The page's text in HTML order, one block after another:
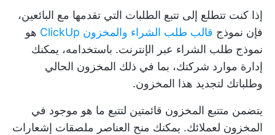
إذا كنت تتطلع إلى تتبع الطلبات التي تقدمها مع البائعين،
فإن نموذج قالب طلب الشراء والمخزون ClickUp
هو
نموذج طلب الشراء عبر الإنترنت. باستخدامه، يمكنك
إدارة موارد شركتك، بما في ذلك المخزون الحالي
وطلباتك لتجديد هذا المخزون.
يتضمن متتبع المخزون قائمتين لتتبع ما هو موجود في
المخزون لعملائك. يمكنك منح العناصر ملصقات إشعارات